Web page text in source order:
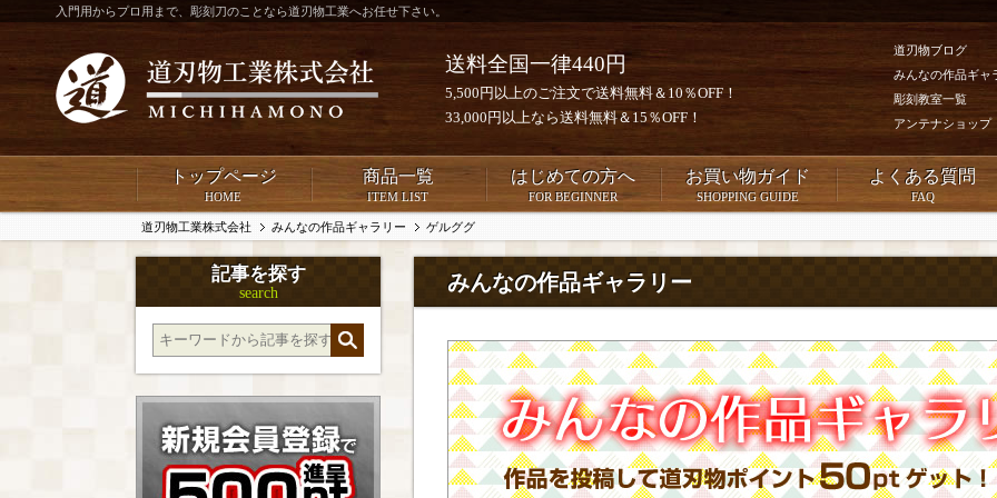
入門用からプロ用まで、彫刻刀のことなら道刃物工業へお任せ下さい。
送料全国一律440円
5,500円以上のご注文で送料無料＆10％OFF！
33,000円以上なら送料無料＆15％OFF！
道刃物ブログ
みんなの作品ギャ
彫刻教室一覧
アンテナショップ
トップページ
HOME
商品一覧
ITEM LIST
はじめての方へ
FOR BEGINNER
お買い物ガイド
SHOPPING GUIDE
よくある質問
FAQ
道刃物工業株式会社 みんなの作品ギャラリー ゲルググ
みんなの作品ギャラリー
記事を探す
search